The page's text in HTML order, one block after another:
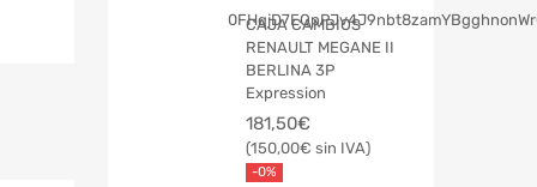
CAJA CAMBIOS
RENAULT MEGANE II
BERLINA 3P
Expression
181,50€
150,00€
-0%